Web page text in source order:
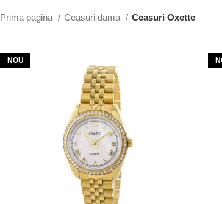
Prima pagina Ceasuri dama Ceasuri Oxette
NOU